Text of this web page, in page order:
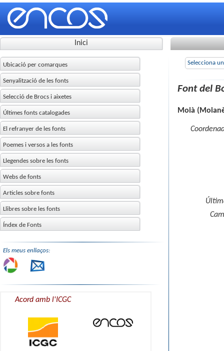
Inici
Ubicació per comarques
Senyalització de les fonts
Selecció de Brocs i aixetes
Últimes fonts catalogades
El refranyer de les fonts
Poemes i versos a les fonts
Llegendes sobre les fonts
Webs de fonts
Articles sobre fonts
Llibres sobre les fonts
Índex de Fonts
Els meus enllaços:
Acord amb l'ICGC